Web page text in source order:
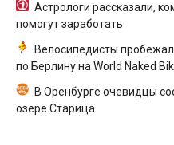
Астрологи рассказали,
помогут заработать
Велосипедисты
по Берлину на World Naked
В Оренбурге очевидцы
озере Старица